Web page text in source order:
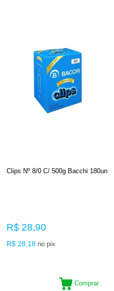
Clips Nº 8/0 C/ 500g Bacchi 180un
R$ 28,90
R$ 28,18 no pix
Comprar